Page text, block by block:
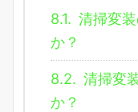
8.1. 清掃変
か？
8.2. 清掃変
か？